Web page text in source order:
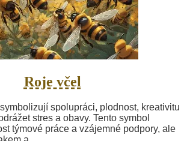
Roje včel
spolupráci, plodnost, kreativitu
stres a obavy. Tento symbol
týmové práce a vzájemné podpory, ale